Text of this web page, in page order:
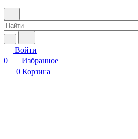
Войти
0
Избранное
0 Корзина